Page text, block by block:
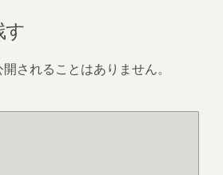
されることはありません。